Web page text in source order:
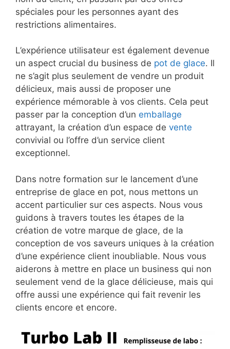
spéciales pour les personnes ayant des
restrictions alimentaires.
L’expérience utilisateur est également devenue
un aspect crucial du business de pot de glace. Il
ne s’agit plus seulement de vendre un produit
délicieux, mais aussi de proposer une
expérience mémorable à vos clients. Cela peut
passer par la conception d’un emballage
attrayant, la création d’un espace de vente
convivial ou l’offre d’un service client
exceptionnel.
Dans notre formation sur le lancement d’une
entreprise de glace en pot, nous mettons un
accent particulier sur ces aspects. Nous vous
guidons à travers toutes les étapes de la
création de votre marque de glace, de la
conception de vos saveurs uniques à la création
d’une expérience client inoubliable. Nous vous
aiderons à mettre en place un business qui non
seulement vend de la glace délicieuse, mais qui
offre aussi une expérience qui fait revenir les
clients encore et encore.